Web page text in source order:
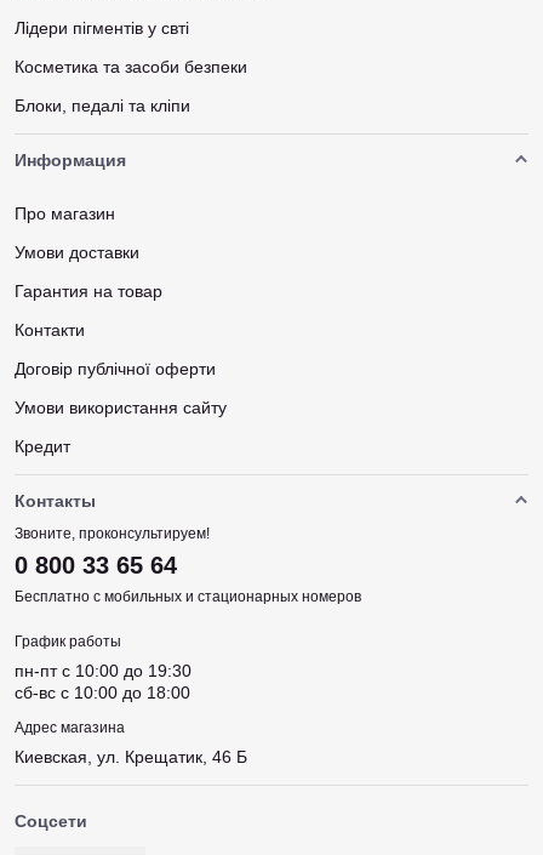
Лідери пігментів у свті
Косметика та засоби безпеки
Блоки, педалі та кліпи
Информация
Про магазин
Умови доставки
Гарантия на товар
Контакти
Договір публічної оферти
Умови використання сайту
Кредит
Контакты
Звоните, проконсультируем!
0 800 33 65 64
Бесплатно с мобильных и стационарных номеров
График работы
пн-пт c 10:00 до 19:30
сб-вс c 10:00 до 18:00
Адрес магазина
Киевская, ул. Крещатик, 46 Б
Соцсети